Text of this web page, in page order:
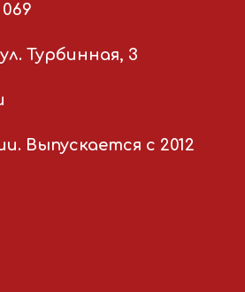
069
Турбинная, 3
Выпускается с 2012